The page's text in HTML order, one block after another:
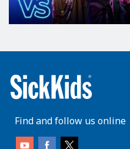
Find and follow us online